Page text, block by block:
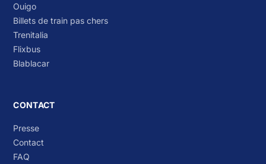
Ouigo
Billets de train pas chers
Trenitalia
Flixbus
Blablacar
CONTACT
Presse
Contact
FAQ